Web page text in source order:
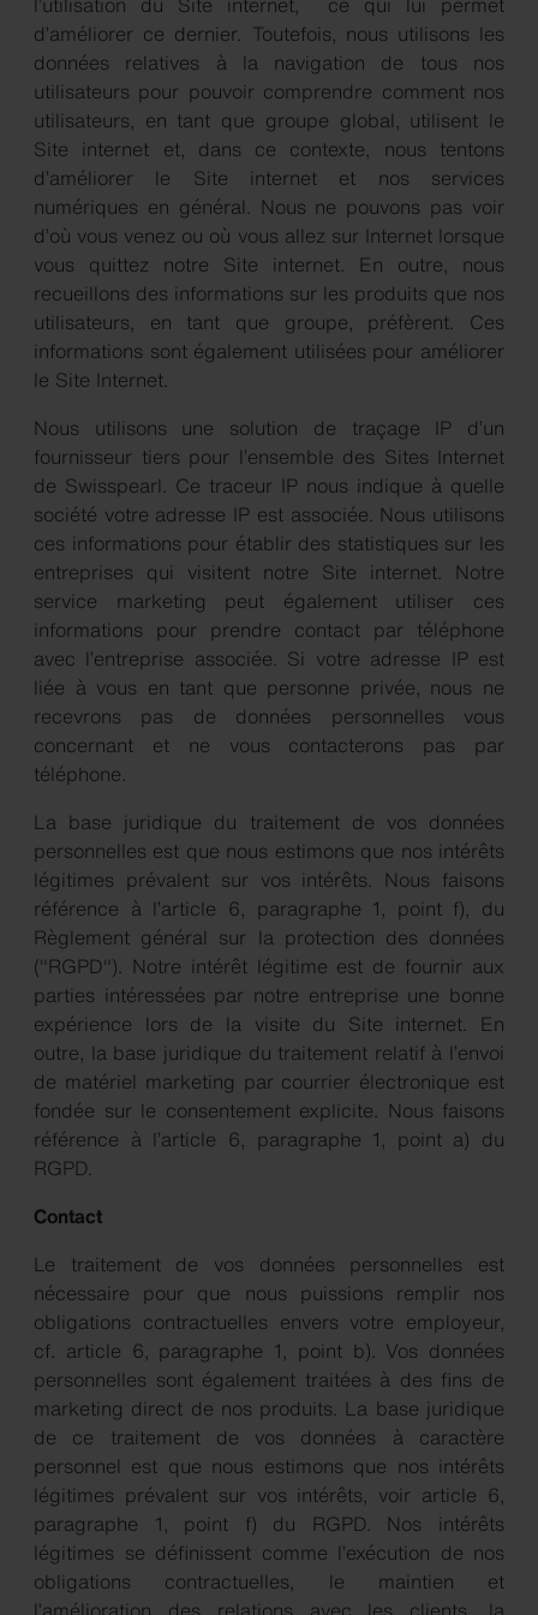
d’améliorer ce dernier. Toutefois, nous utilisons les
données relatives à la navigation de tous nos
utilisateurs pour pouvoir comprendre comment nos
utilisateurs, en tant que groupe global, utilisent le
Site internet et, dans ce contexte, nous tentons
d’améliorer le Site internet et nos services
numériques en général. Nous ne pouvons pas voir
d’où vous venez ou où vous allez sur Internet lorsque
vous quittez notre Site internet. En outre, nous
recueillons des informations sur les produits que nos
utilisateurs, en tant que groupe, préfèrent. Ces
informations sont également utilisées pour améliorer
le Site Internet.
Nous utilisons une solution de traçage IP d’un
fournisseur tiers pour l’ensemble des Sites Internet
de Swisspearl. Ce traceur IP nous indique à quelle
société votre adresse IP est associée. Nous utilisons
ces informations pour établir des statistiques sur les
entreprises qui visitent notre Site internet. Notre
service marketing peut également utiliser ces
informations pour prendre contact par téléphone
avec l’entreprise associée. Si votre adresse IP est
liée à vous en tant que personne privée, nous ne
recevrons pas de données personnelles vous
concernant et ne vous contacterons pas par
téléphone.
La base juridique du traitement de vos données
personnelles est que nous estimons que nos intérêts
légitimes prévalent sur vos intérêts. Nous faisons
référence à l’article 6, paragraphe 1, point f), du
Règlement général sur la protection des données
("RGPD"). Notre intérêt légitime est de fournir aux
parties intéressées par notre entreprise une bonne
expérience lors de la visite du Site internet. En
outre, la base juridique du traitement relatif à l’envoi
de matériel marketing par courrier électronique est
fondée sur le consentement explicite. Nous faisons
référence à l’article 6, paragraphe 1, point a) du
RGPD.
Contact
Le traitement de vos données personnelles est
nécessaire pour que nous puissions remplir nos
obligations contractuelles envers votre employeur,
cf. article 6, paragraphe 1, point b). Vos données
personnelles sont également traitées à des fins de
marketing direct de nos produits. La base juridique
de ce traitement de vos données à caractère
personnel est que nous estimons que nos intérêts
légitimes prévalent sur vos intérêts, voir article 6,
paragraphe 1, point f) du RGPD. Nos intérêts
légitimes se définissent comme l’exécution de nos
obligations contractuelles, le maintien et